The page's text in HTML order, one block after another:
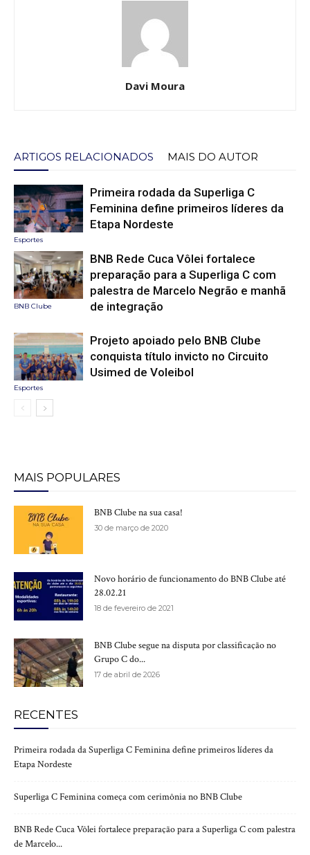
Davi Moura
ARTIGOS RELACIONADOS MAIS DO AUTOR
Esportes
Primeira rodada da Superliga C
Feminina define primeiros líderes da
Etapa Nordeste
BNB Clube
BNB Rede Cuca Vôlei fortalece
preparação para a Superliga C com
palestra de Marcelo Negrão e manhã
de integração
Esportes
Projeto apoiado pelo BNB Clube
conquista título invicto no Circuito
Usimed de Voleibol
MAIS POPULARES
BNB Clube na sua casa!
30 de março de 2020
Novo horário de funcionamento do BNB Clube até
28.02.21
18 de fevereiro de 2021
BNB Clube segue na disputa por classificação no
Grupo C do...
17 de abril de 2026
RECENTES
Primeira rodada da Superliga C Feminina define primeiros líderes da
Etapa Nordeste
Superliga C Feminina começa com cerimônia no BNB Clube
BNB Rede Cuca Vôlei fortalece preparação para a Superliga C com palestra
de Marcelo...